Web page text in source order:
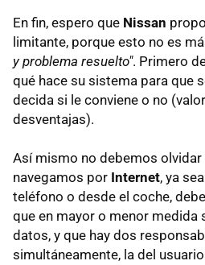
En fin, espero que Nissan
limitante, porque esto no es
y problema resuelto". Primero
qué hace su sistema para que
decida si le conviene o no
desventajas).
Así mismo no debemos
navegamos por Internet, ya
teléfono o desde el coche,
que en mayor o menor
datos, y que hay dos
simultáneamente, la del